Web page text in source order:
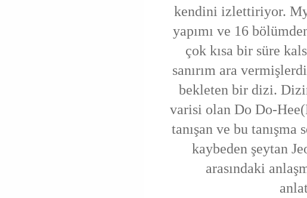
kendini izlettiriyor.
yapımı ve 16
çok kısa bir süre
sanırım ara
bekleten bir dizi.
varisi olan Do Do-
tanışan ve bu
kaybeden şeytan
arasındaki